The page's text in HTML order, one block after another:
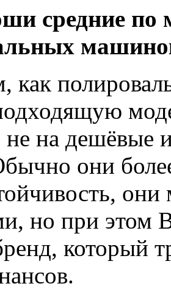
средние по
как
на дешёвые
они
но при этом
который